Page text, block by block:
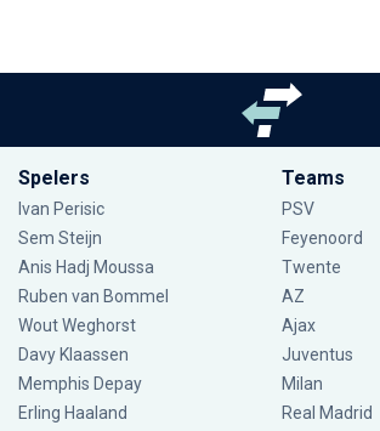
Spelers
Ivan Perisic
Sem Steijn
Anis Hadj Moussa
Ruben van Bommel
Wout Weghorst
Davy Klaassen
Memphis Depay
Erling Haaland
Teams
PSV
Feyenoord
Twente
AZ
Ajax
Juventus
Milan
Real Madrid